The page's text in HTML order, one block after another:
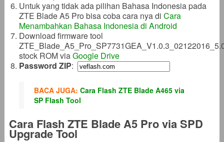
Untuk yang tidak ada pilihan Bahasa Indonesia pada
ZTE Blade A5 Pro bisa coba cara nya di Cara
Menambahkan Bahasa Indonesia di Android
Download firmware tool
stock ROM viaGoogle Drive
Password ZIP:
BACA JUGA: Cara Flash ZTE Blade A465 via
SP Flash Tool
Cara Flash ZTE Blade A5 Pro via SPD
Upgrade Tool